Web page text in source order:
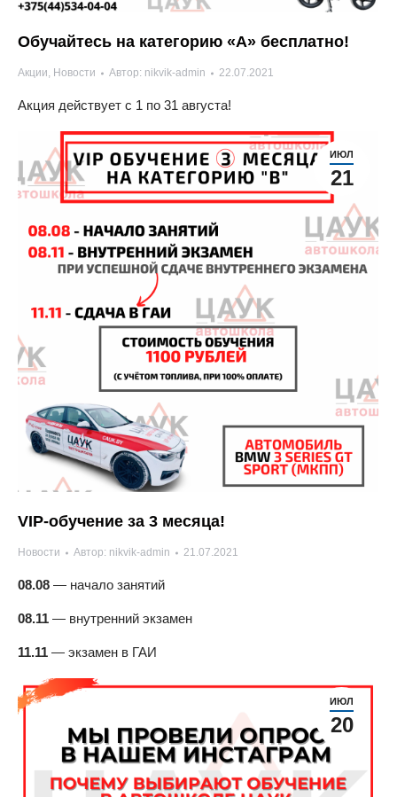
Обучайтесь на категорию «А» бесплатно!
Акции, Новости Автор: nikvik-admin 22.07.2021
Акция действует с 1 по 31 августа!
ИЮЛ
21
VIP-обучение за 3 месяца!
Новости Автор: nikvik-admin 21.07.2021
08.08 — начало занятий
08.11 — внутренний экзамен
11.11 — экзамен в ГАИ
ИЮЛ
20